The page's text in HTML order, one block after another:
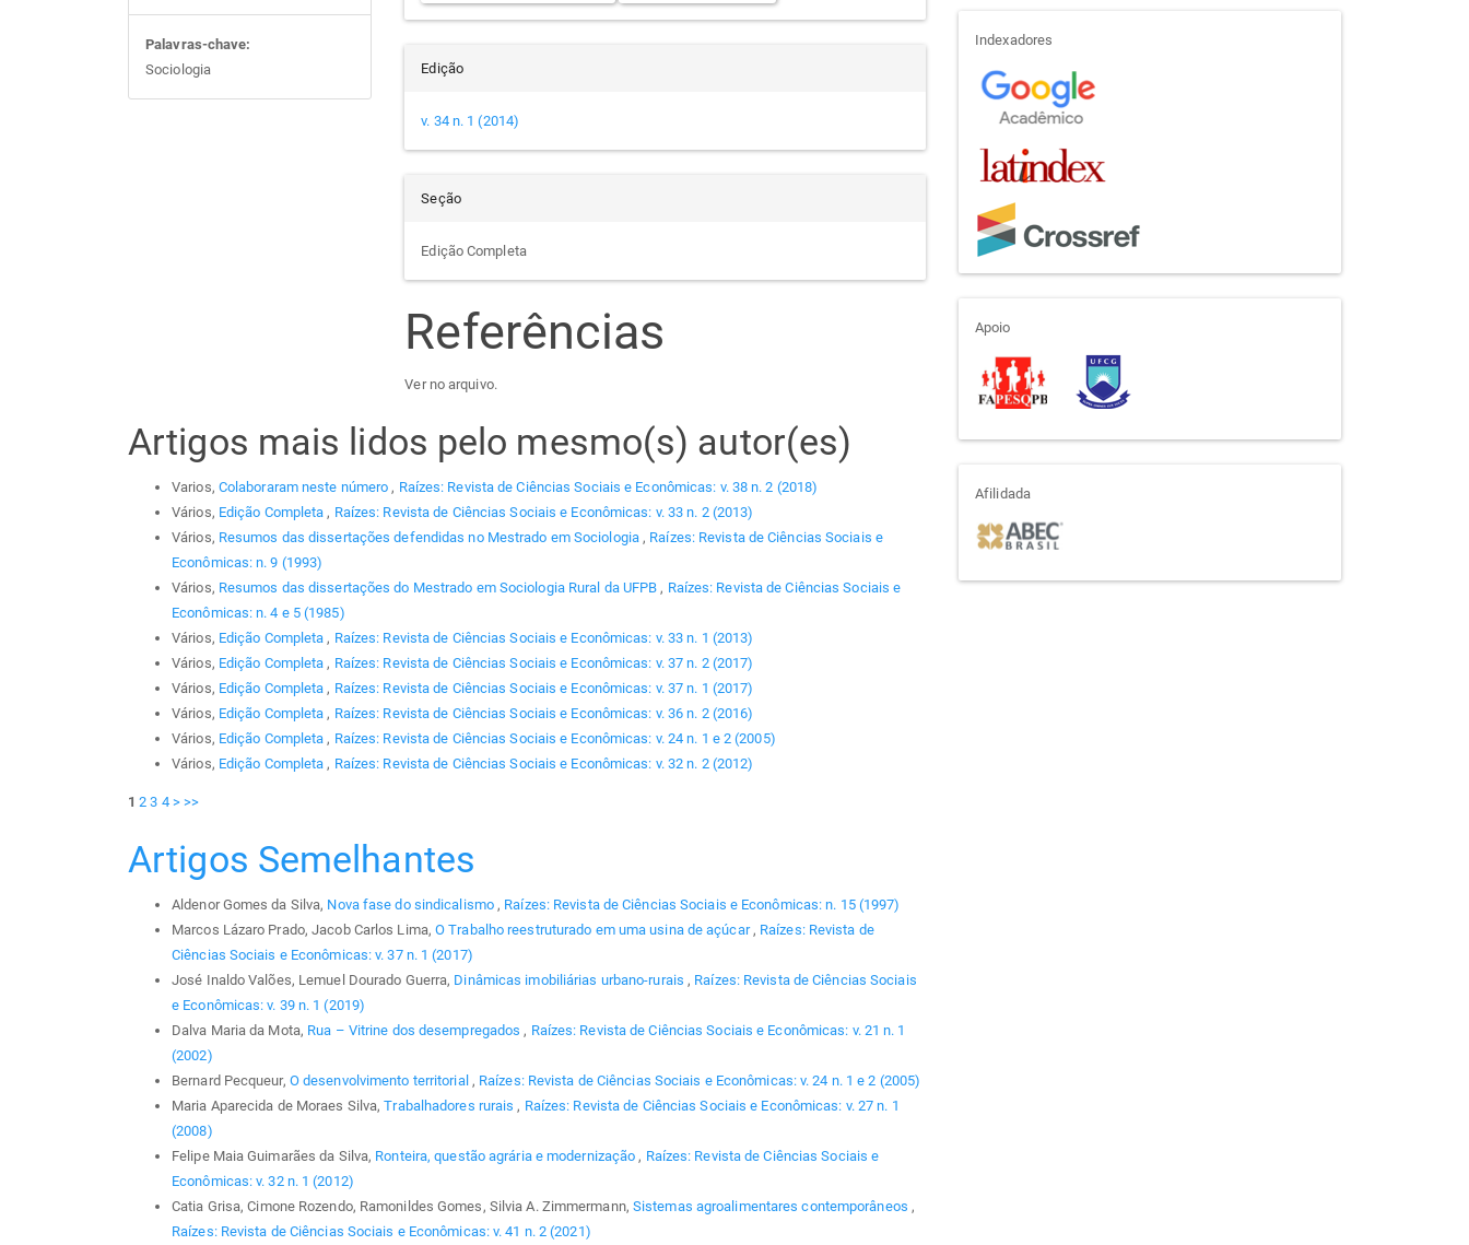
Palavras-chave:
Sociologia
Edição
v. 34 n. 1 (2014)
Seção
Edição Completa
Referências
Ver no arquivo.
Artigos mais lidos pelo mesmo(s) autor(es)
Varios, Colaboraram neste número, Raízes: Revista de Ciências Sociais e Econômicas: v. 38 n. 2 (2018)
Vários, Edição Completa, Raízes: Revista de Ciências Sociais e Econômicas: v. 33 n. 2 (2013)
Vários, Resumos das dissertações defendidas no Mestrado em Sociologia, Raízes: Revista de Ciências Sociais e
Econômicas: n. 9 (1993)
Vários, Resumos das dissertações do Mestrado em Sociologia Rural da UFPB, Raízes: Revista de Ciências Sociais e
Econômicas: n. 4 e 5 (1985)
Vários, Edição Completa, Raízes: Revista de Ciências Sociais e Econômicas: v. 33 n. 1 (2013)
Vários, Edição Completa, Raízes: Revista de Ciências Sociais e Econômicas: v. 37 n. 2 (2017)
Vários, Edição Completa, Raízes: Revista de Ciências Sociais e Econômicas: v. 37 n. 1 (2017)
Vários, Edição Completa, Raízes: Revista de Ciências Sociais e Econômicas: v. 36 n. 2 (2016)
Vários, Edição Completa, Raízes: Revista de Ciências Sociais e Econômicas: v. 24 n. 1 e 2 (2005)
Vários, Edição Completa, Raízes: Revista de Ciências Sociais e Econômicas: v. 32 n. 2 (2012)
1 2 3 4 > >>
Artigos Semelhantes
Aldenor Gomes da Silva, Nova fase do sindicalismo, Raízes: Revista de Ciências Sociais e Econômicas: n. 15 (1997)
Marcos Lázaro Prado, Jacob Carlos Lima,O Trabalho reestruturado em uma usina de açúcar, Raízes: Revista de
Ciências Sociais e Econômicas: v. 37 n. 1 (2017)
José Inaldo Valões, Lemuel Dourado Guerra, Dinâmicas imobiliárias urbano-rurais, Raízes: Revista de Ciências Sociais
e Econômicas: v. 39 n. 1 (2019)
Dalva Maria da Mota, Rua – Vitrine dos desempregados, Raízes: Revista de Ciências Sociais e Econômicas: v. 21 n. 1
(2002)
Bernard Pecqueur, O desenvolvimento territorial , Raízes: Revista de Ciências Sociais e Econômicas: v. 24 n. 1 e 2 (2005)
Maria Aparecida de Moraes Silva,Trabalhadores rurais, Raízes: Revista de Ciências Sociais e Econômicas: v. 27 n. 1
(2008)
Felipe Maia Guimarães da Silva, Ronteira, questão agrária e modernização, Raízes: Revista de Ciências Sociais e
Econômicas: v. 32 n. 1 (2012)
Catia Grisa, Cimone Rozendo, Ramonildes Gomes, Silvia A. Zimmermann, Sistemas agroalimentares contemporâneos ,
Raízes: Revista de Ciências Sociais e Econômicas: v. 41 n. 2 (2021)
indexadores
Indexadores
apoio
Apoio
afiliada
Afilidada